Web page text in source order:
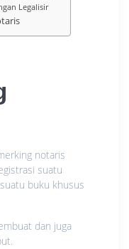
Legalisir
notaris
suatu
buku khusus
dan juga